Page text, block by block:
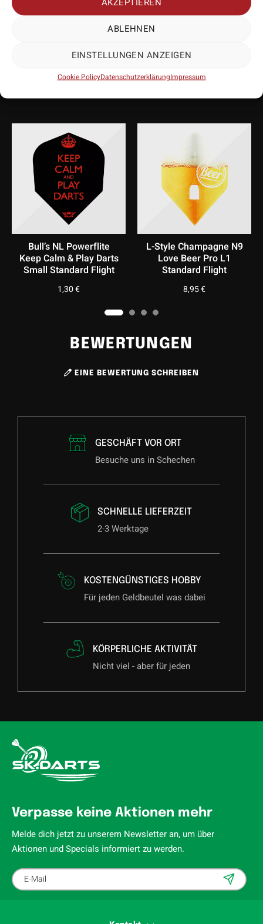
ABLEHNEN
EINSTELLUNGEN ANZEIGEN
Cookie PolicyDatenschutzerklärungImpressum
PASSENDES
ZUBEHÖR
Darts
Flight
L-Style Champagne N9
Love Beer Pro L1
Standard Flight
L-Style
Junkstar
Standard
BEWERTUNGEN
EINE BEWERTUNG SCHREIBEN
GESCHÄFT VOR ORT
Besuche uns in Schechen
SCHNELLE LIEFERZEIT
2-3 Werktage
KOSTENGÜNSTIGES HOBBY
Für jeden Geldbeutel was dabei
KÖRPERLICHE AKTIVITÄT
Nicht viel - aber für jeden
Verpasse keine Aktionen mehr
Melde dich jetzt zu unserem Newsletter an, um über
Aktionen und Specials informiert zu werden.